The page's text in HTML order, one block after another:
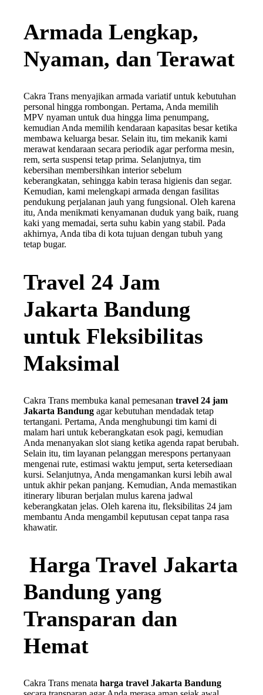
Armada Lengkap,
Nyaman, dan Terawat
Cakra Trans menyajikan armada variatif untuk kebutuhan
personal hingga rombongan. Pertama, Anda memilih
MPV nyaman untuk dua hingga lima penumpang,
kemudian Anda memilih kendaraan kapasitas besar ketika
membawa keluarga besar. Selain itu, tim mekanik kami
merawat kendaraan secara periodik agar performa mesin,
rem, serta suspensi tetap prima. Selanjutnya, tim
kebersihan membersihkan interior sebelum
keberangkatan, sehingga kabin terasa higienis dan segar.
Kemudian, kami melengkapi armada dengan fasilitas
pendukung perjalanan jauh yang fungsional. Oleh karena
itu, Anda menikmati kenyamanan duduk yang baik, ruang
kaki yang memadai, serta suhu kabin yang stabil. Pada
akhirnya, Anda tiba di kota tujuan dengan tubuh yang
tetap bugar.
Travel 24 Jam
Jakarta Bandung
untuk Fleksibilitas
Maksimal
Cakra Trans membuka kanal pemesanan travel 24 jam
Jakarta Bandung agar kebutuhan mendadak tetap
tertangani. Pertama, Anda menghubungi tim kami di
malam hari untuk keberangkatan esok pagi, kemudian
Anda menanyakan slot siang ketika agenda rapat berubah.
Selain itu, tim layanan pelanggan merespons pertanyaan
mengenai rute, estimasi waktu jemput, serta ketersediaan
kursi. Selanjutnya, Anda mengamankan kursi lebih awal
untuk akhir pekan panjang. Kemudian, Anda memastikan
itinerary liburan berjalan mulus karena jadwal
keberangkatan jelas. Oleh karena itu, fleksibilitas 24 jam
membantu Anda mengambil keputusan cepat tanpa rasa
khawatir.
Harga Travel Jakarta
Bandung yang
Transparan dan
Hemat
Cakra Trans menata harga travel Jakarta Bandung